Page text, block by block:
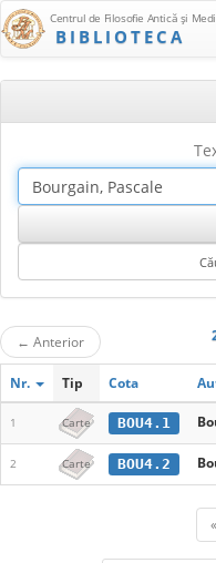
Centrul de Filosofie Antică şi
BIBLIOTECA
← Anterior
Nr. Tip Cota
1 Carte BOU4.1
2 Carte BOU4.2
«